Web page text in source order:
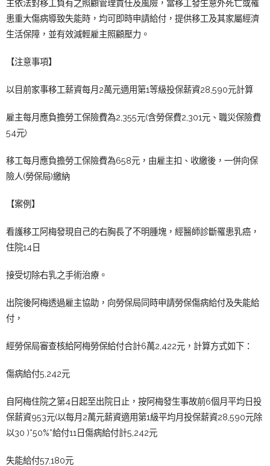
主依法對移工負有之照顧管理責任及風險，當移工發生意外死亡或罹
患重大傷病導致失能時，均可即時申請給付，提供移工及其家屬經濟
生活保障，並有效減輕雇主照顧壓力。
【注意事項】
以目前家事移工薪資每月2萬元適用第1等級投保薪資28,590元計算
雇主每月應負擔勞工保險費為2,355元(含勞保費2,301元、職災保險費
54元)
移工每月應負擔勞工保險費為658元，由雇主扣、收繳後，一併向保
險人(勞保局)繳納
【案例】
看護移工阿梅發現自己的右胸長了不明腫塊，經醫師診斷罹患乳癌，
住院14日
接受切除右乳之手術治療。
出院後阿梅透過雇主協助，向勞保局同時申請勞保傷病給付及失能給
付，
經勞保局審查核給阿梅勞保給付合計6萬2,422元，計算方式如下：
傷病給付5,242元
自阿梅住院之第4日起至出院日止，按阿梅發生事故前6個月平均日投
保薪資953元(以每月2萬元薪資適用第1級平均月投保薪資28,590元除
以30 )*50%*給付11日傷病給付計5,242元
失能給付57,180元